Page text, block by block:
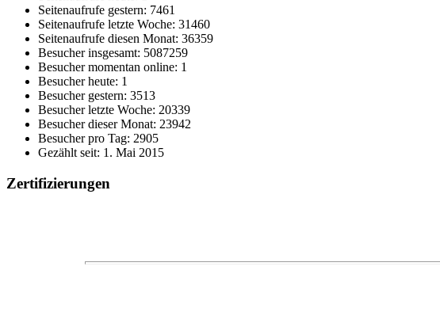
Seitenaufrufe gestern: 7461
Seitenaufrufe letzte Woche: 31460
Seitenaufrufe diesen Monat: 36359
Besucher insgesamt: 5087259
Besucher momentan online: 1
Besucher heute: 1
Besucher gestern: 3513
Besucher letzte Woche: 20339
Besucher dieser Monat: 23942
Besucher pro Tag: 2905
Gezählt seit: 1. Mai 2015
Zertifizierungen